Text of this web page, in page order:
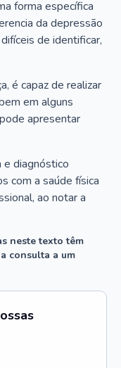
forma específica
da depressão
de identificar,
é capaz de realizar
em alguns
apresentar
e diagnóstico
com a saúde física
ao notar a
neste texto têm
consulta a um